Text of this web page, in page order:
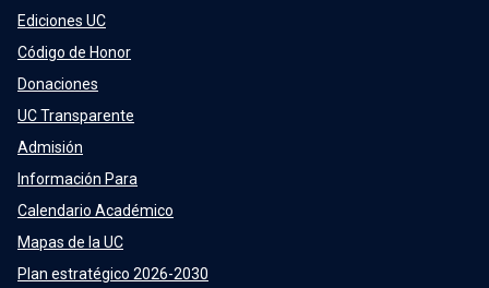
Ediciones UC
Código de Honor
Donaciones
UC Transparente
Admisión
Información Para
Calendario Académico
Mapas de la UC
Plan estratégico 2026-2030